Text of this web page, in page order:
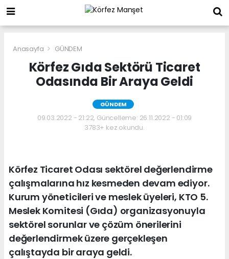
Anasayfa GÜNDEM
Körfez Gıda Sektörü Ticaret
Odasında Bir Araya Geldi
GÜNDEM
09.03.2022 - 21:22, Güncelleme: 26.11.2022 - 01:09
3783+ kez okundu.
Körfez Ticaret Odası sektörel değerlendirme
çalışmalarına hız kesmeden devam ediyor.
Kurum yöneticileri ve meslek üyeleri, KTO 5.
Meslek Komitesi (Gıda) organizasyonuyla
sektörel sorunlar ve çözüm önerilerini
değerlendirmek üzere gerçekleşen
çalıştayda bir araya geldi.